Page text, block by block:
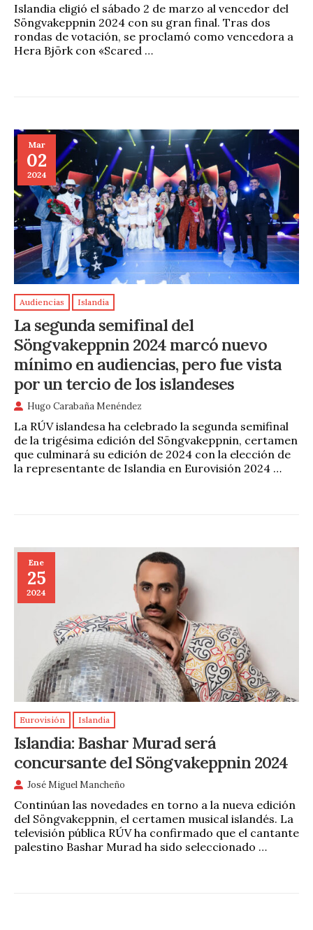
Islandia eligió el sábado 2 de marzo al vencedor del
Söngvakeppnin 2024 con su gran final. Tras dos
rondas de votación, se proclamó como vencedora a
Hera Björk con «Scared …
Mar
02
2024
Audiencias Islandia
La segunda semifinal del
Söngvakeppnin 2024 marcó nuevo
mínimo en audiencias, pero fue vista
por un tercio de los islandeses
Hugo Carabaña Menéndez
La RÚV islandesa ha celebrado la segunda semifinal
de la trigésima edición del Söngvakeppnin, certamen
que culminará su edición de 2024 con la elección de
la representante de Islandia en Eurovisión 2024 …
Ene
25
2024
Eurovisión Islandia
Islandia: Bashar Murad será
concursante del Söngvakeppnin 2024
José Miguel Mancheño
Continúan las novedades en torno a la nueva edición
del Söngvakeppnin, el certamen musical islandés. La
televisión pública RÚV ha confirmado que el cantante
palestino Bashar Murad ha sido seleccionado …